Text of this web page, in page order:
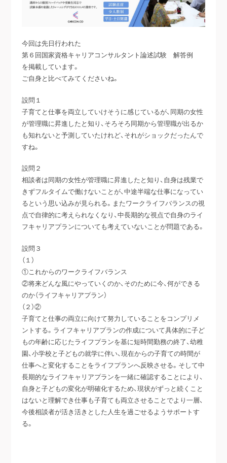
今回は先日行われた
第６回国家資格キャリアコンサルタント論述試験 解答例
を掲載しています。
ご自身と比べてみてくださいね。
設問１
子育てと仕事を両立していけそうに感じているが、同期の女性
が管理職に昇進したと知り、そろそろ同期から管理職が出るか
も知れないと予測していたけれど、それがショックだったんで
すね。
設問２
相談者は同期の女性が管理職に昇進したと知り、自身は残業で
きずフルタイムで働けないことが、中途半端な仕事になってい
るという思い込みが見られる。またワークライフバランスの視
点で自律的に考えられなくなり、中長期的な視点で自身のライ
フキャリアプランについても考えていないことが問題である。
設問３
（１）
①これからのワークライフバランス
②将来どんな風にやっていくのか、そのために今、何ができる
のか（ライフキャリアプラン）
（２）②
子育てと仕事の両立に向けて努力していることをコンプリメ
ントする。ライフキャリアプランの作成について具体的に子ど
もの年齢に応じたライフプランを基に短時間勤務の終了、幼稚
園、小学校と子どもの就学に伴い、現在からの子育ての時間が
仕事へと変化することをライフプランへ反映させる。そして中
長期的なライフキャリアプランを一緒に確認することにより、
自身と子どもの変化が明確化するため、現状がずっと続くこと
はないと理解でき仕事も子育ても両立させることでより一層、
今後相談者が活き活きとした人生を過ごせるようサポートす
る。